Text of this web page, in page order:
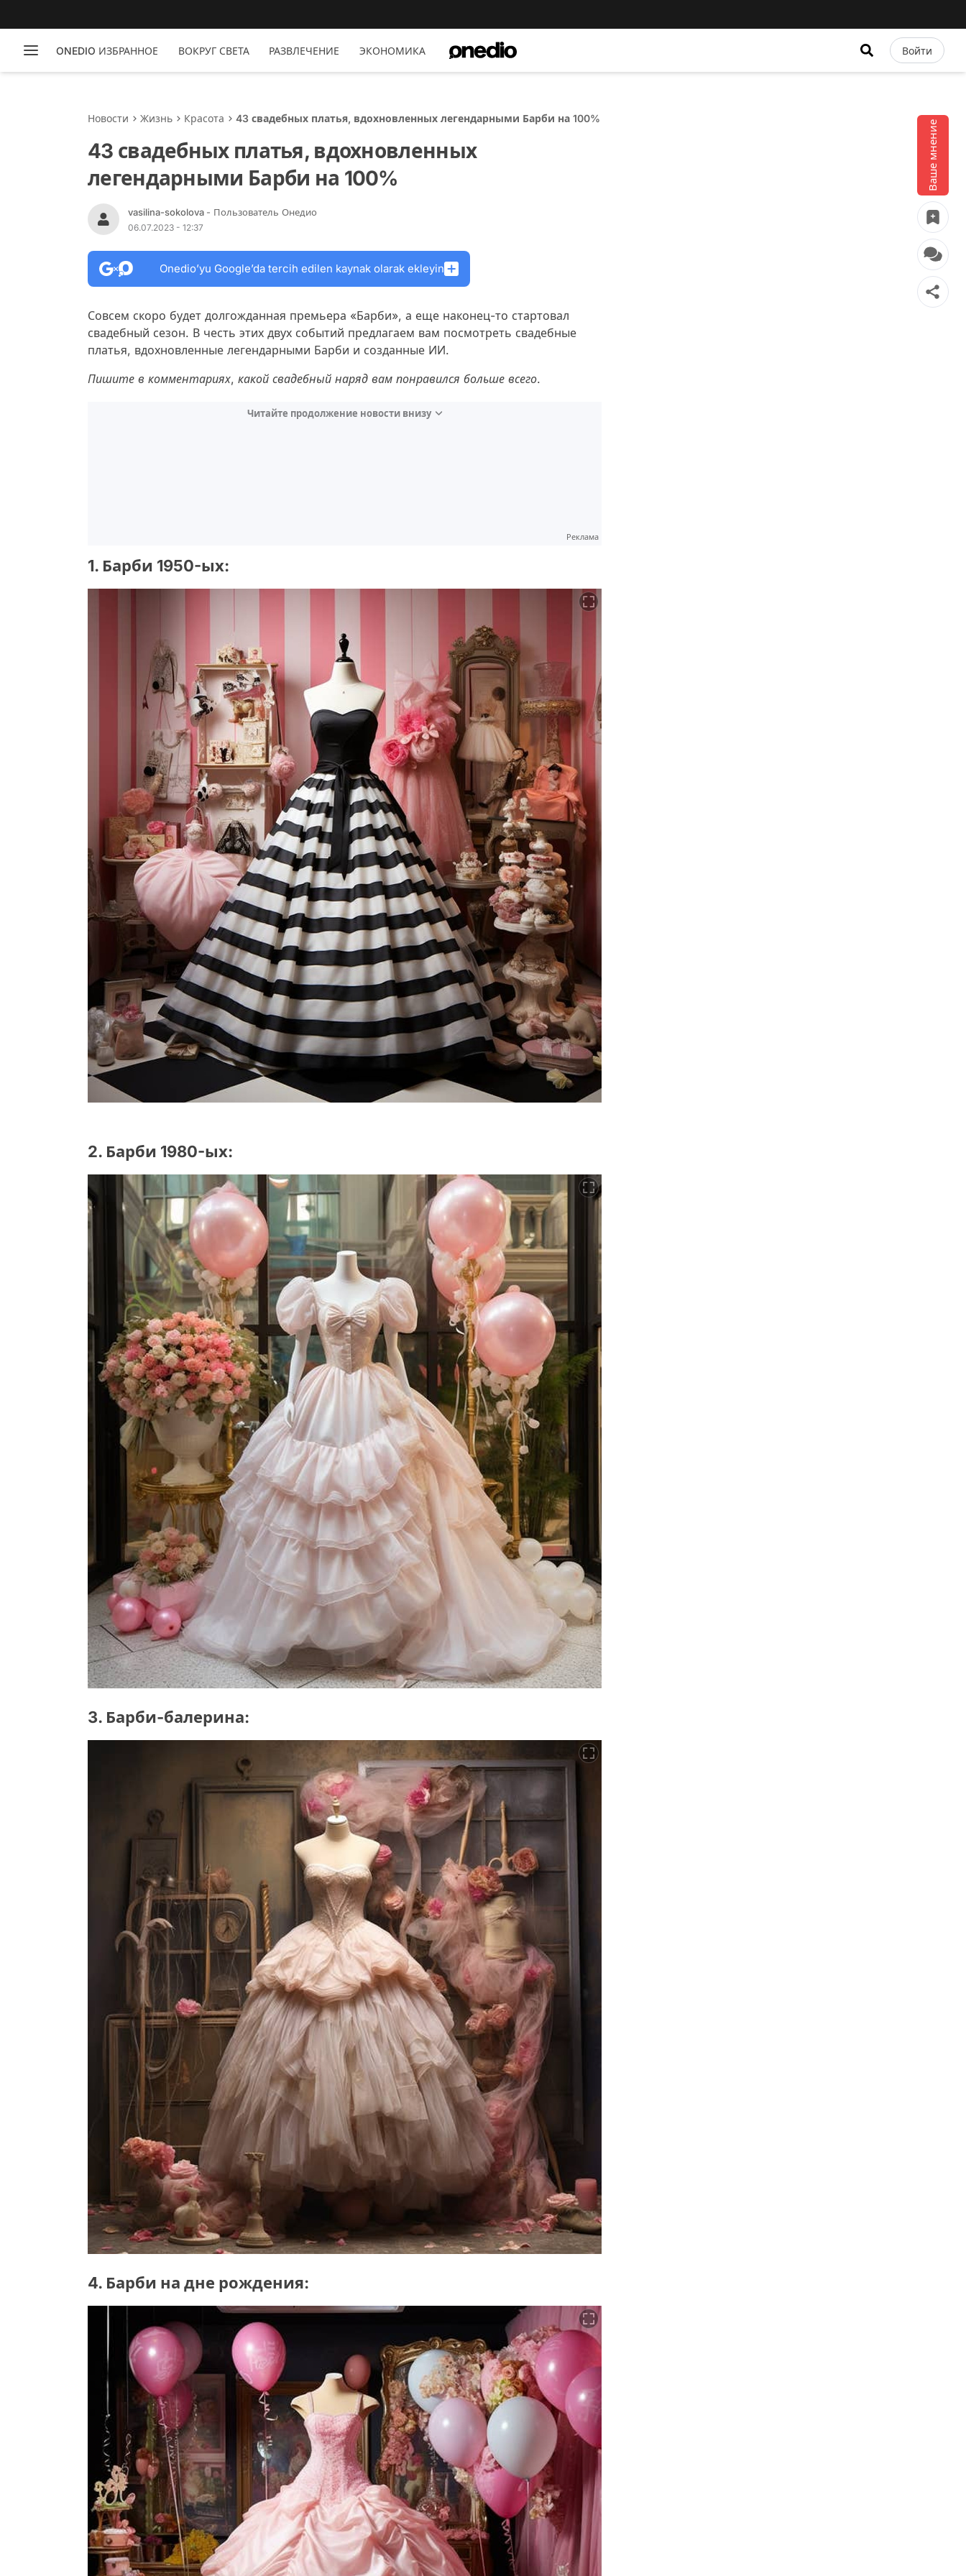
ONEDIO ИЗБРАННОЕ ВОКРУГ СВЕТА РАЗВЛЕЧЕНИЕ ЭКОНОМИКА Войти
Ваше мнение
Новости Жизнь Красота 43 свадебных платья, вдохновленных легендарными Барби на 100%
43 свадебных платья, вдохновленных
легендарными Барби на 100%
vasilina-sokolova - Пользователь Онедио
06.07.2023 - 12:37
Onedio’yu Google’da tercih edilen kaynak olarak ekleyin
Совсем скоро будет долгожданная премьера «Барби», а еще наконец-то стартовал
свадебный сезон. В честь этих двух событий предлагаем вам посмотреть свадебные
платья, вдохновленные легендарными Барби и созданные ИИ.
Пишите в комментариях, какой свадебный наряд вам понравился больше всего.
Читайте продолжение новости внизу
Реклама
1. Барби 1950-ых:
2. Барби 1980-ых:
3. Барби-балерина:
4. Барби на дне рождения: